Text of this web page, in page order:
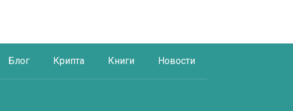
Блог Крипта Книги Новости